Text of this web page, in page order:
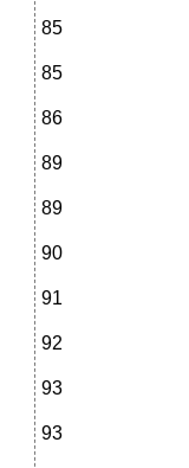
85
85
86
89
89
90
91
92
93
93